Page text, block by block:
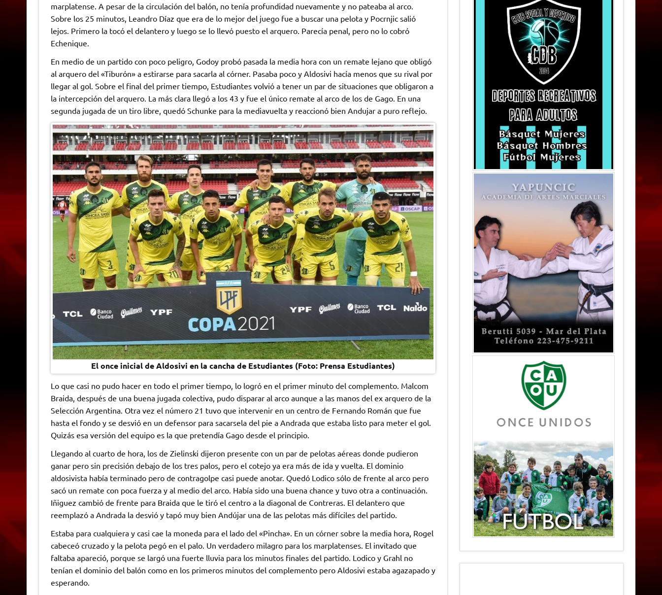
marplatense. A pesar de la circulación del balón, no tenía profundidad nuevamente y no pateaba al arco.
Sobre los 25 minutos, Leandro Díaz que era de lo mejor del juego fue a buscar una pelota y Pocrnjic salió
lejos. Primero la tocó el delantero y luego se lo llevó puesto el arquero. Parecía penal, pero no lo cobró
Echenique.
En medio de un partido con poco peligro, Godoy probó pasada la media hora con un remate lejano que obligó
al arquero del «Tiburón» a estirarse para sacarla al córner. Pasaba poco y Aldosivi hacía menos que su rival por
llegar al gol. Sobre el final del primer tiempo, Estudiantes volvió a tener un par de situaciones que obligaron a
la intercepción del arquero. La más clara llegó a los 43 y fue el único remate al arco de los de Gago. En una
segunda jugada de un tiro libre, quedó Schunke para la mediavuelta y reaccionó bien Andujar a puro reflejo.
El once inicial de Aldosivi en la cancha de Estudiantes (Foto: Prensa Estudiantes)
Lo que casi no pudo hacer en todo el primer tiempo, lo logró en el primer minuto del complemento. Malcom
Braida, después de una buena jugada colectiva, pudo disparar al arco aunque a las manos del ex arquero de la
Selección Argentina. Otra vez el número 21 tuvo que intervenir en un centro de Fernando Román que fue
hasta el fondo y se desvió en un defensor para sacarsela del pie a Andrada que estaba listo para meter el gol.
Quizás esa versión del equipo es la que pretendía Gago desde el principio.
Llegando al cuarto de hora, los de Zielinski dijeron presente con un par de pelotas aéreas donde pudieron
ganar pero sin precisión debajo de los tres palos, pero el cotejo ya era más de ida y vuelta. El dominio
aldosivista había terminado pero de contragolpe casi puede anotar. Quedó Lodico sólo de frente al arco pero
sacó un remate con poca fuerza y al medio del arco. Había sido una buena chance y tuvo otra a continuación.
Iñiguez cambió de frente para Braida que le tiró el centro a la diagonal de Contreras. El delantero que
reemplazó a Andrada la desvió y tapó muy bien Andújar una de las pelotas más difíciles del partido.
Estaba para cualquiera y casi cae la moneda para el lado del «Pincha». En un córner sobre la media hora, Rogel
cabeceó cruzado y la pelota pegó en el palo. Un verdadero milagro para los marplatenses. El invitado que
faltaba apareció, porque se largó una fuerte lluvia para los minutos finales del partido. Lodico y Grahl no
tenían el dominio del balón como en los primeros minutos del complemento pero Aldosivi estaba agazapado y
esperando.